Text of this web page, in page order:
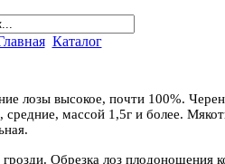
Каталог
лозы высокое, почти 100%.
массой 1,5г и более.
Обрезка лоз плодоношения